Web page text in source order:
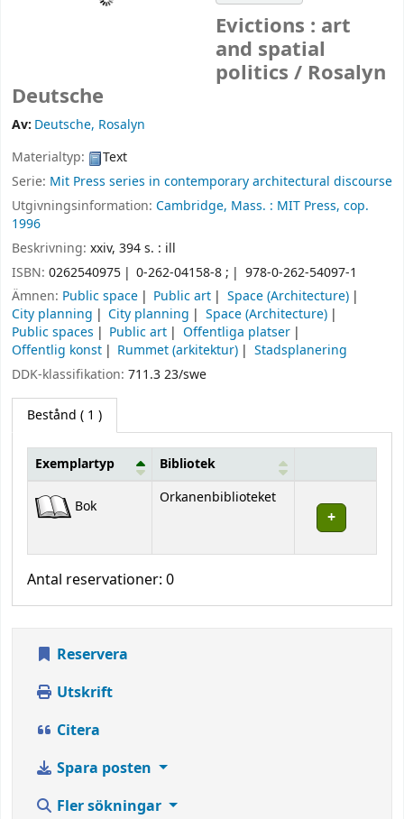
Evictions : art
and spatial
politics / Rosalyn
Deutsche
Av: Deutsche, Rosalyn
Materialtyp:
Text
Serie: Mit Press series in contemporary architectural discourse
Utgivningsinformation: Cambridge, Mass. : MIT Press, cop.
1996
Beskrivning: xxiv, 394 s. : ill
ISBN: 0262540975 0-262-04158-8 ;
978-0-262-54097-1
Ämnen: Public space Public art
Space (Architecture)
City planning
City planning
Space (Architecture)
Public spaces
Public art
Offentliga platser
Offentlig konst
Rummet (arkitektur)
Stadsplanering
DDK-klassifikation: 711.3 23/swe
Bestånd ( 1 )
Bestånd
Exemplartyp Bibliotek
Bok Orkanenbiblioteket
Antal reservationer: 0
Reservera
Utskrift
Citera
Spara posten
Fler sökningar